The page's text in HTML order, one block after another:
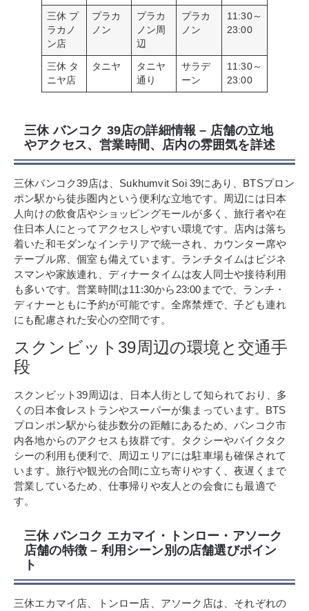
三休 プ
ラカノ
ン店
プラカ
ノン
プラカ
ノン周
辺
プラカ
ノン
11:30～
23:00
三休 タ
ニヤ店
タニヤ
タニヤ
通り
サラデ
ーン
11:30～
23:00
三休 バンコク 39店の詳細情報 – 店舗の立地
やアクセス、営業時間、店内の雰囲気を詳述
三休バンコク39店は、Sukhumvit Soi 39にあり、BTSプロン
ポン駅から徒歩圏内という便利な立地です。周辺には日本
人向けの飲食店やショッピングモールが多く、旅行者や在
住日本人にとってアクセスしやすい環境です。店内は落ち
着いた和モダンなインテリアで統一され、カウンター席や
テーブル席、個室も備えています。ランチタイムはビジネ
スマンや家族連れ、ディナータイムは友人同士や接待利用
も多いです。営業時間は11:30から23:00までで、ランチ・
ディナーともに予約が可能です。全席禁煙で、子ども連れ
にも配慮された安心の空間です。
スクンビット39周辺の環境と交通手
段
スクンビット39周辺は、日本人街として知られており、多
くの日本食レストランやスーパーが集まっています。BTS
プロンポン駅から徒歩数分の距離にあるため、バンコク市
内各地からのアクセスも抜群です。タクシーやバイクタク
シーの利用も便利で、周辺エリアには駐車場も確保されて
います。旅行や観光の合間に立ち寄りやすく、夜遅くまで
営業しているため、仕事帰りや友人との会食にも最適で
す。
三休 バンコク エカマイ・トンロー・アソーク
店舗の特徴 – 利用シーン別の店舗選びポイン
ト
三休エカマイ店、トンロー店、アソーク店は、それぞれの